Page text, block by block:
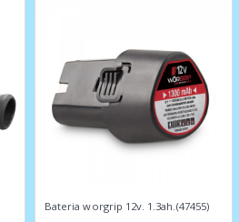
Bateria worgrip 12v. 1.3ah.(47455)